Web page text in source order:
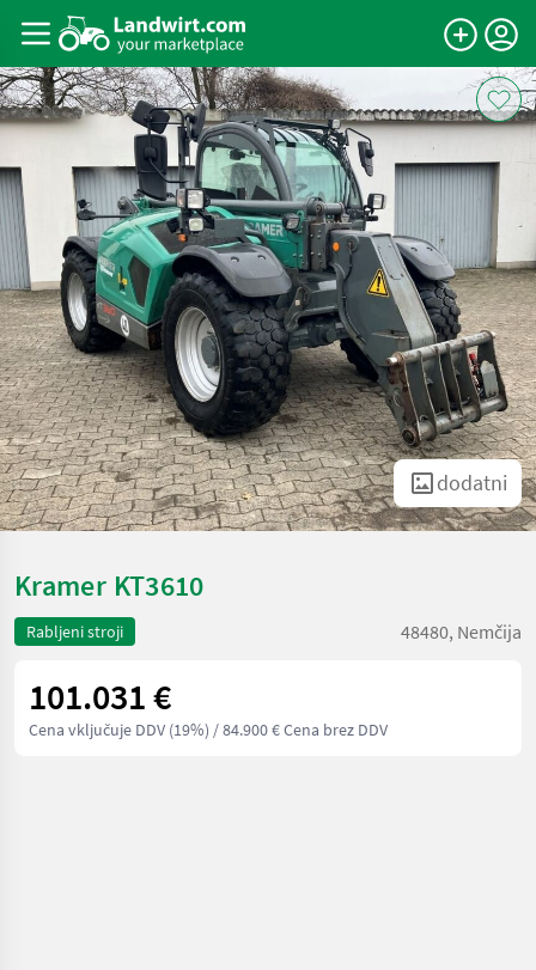
dodatni
Kramer KT3610
Rabljeni stroji 48480, Nemčija
101.031 €
Cena vključuje DDV (19%) / 84.900 € Cena brez DDV